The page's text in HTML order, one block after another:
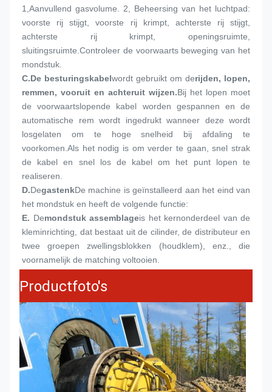
1, Aanvullend gasvolume. 2, Beheersing van het luchtpad:
voorste rij stijgt, voorste rij krimpt, achterste rij stijgt,
achterste rij krimpt, openingsruimte,
sluitingsruimte.Controleer de voorwaarts beweging van het
mondstuk.
C.De besturingskabelwordt gebruikt om derijden, lopen,
remmen, vooruit en achteruit wijzen.Bij het lopen moet
de voorwaartslopende kabel worden gespannen en de
automatische rem wordt ingedrukt wanneer deze wordt
losgelaten om te hoge snelheid bij afdaling te
voorkomen.Als het nodig is om verder te gaan, snel strak
de kabel en snel los de kabel om het punt lopen te
realiseren.
D.DegastenkDe machine is geïnstalleerd aan het eind van
het mondstuk en heeft de volgende functie:
E. Demondstuk assemblageis het kernonderdeel van de
kleminrichting, dat bestaat uit de cilinder, de distributeur en
twee groepen zwellingsblokken (houdklem), enz., die
voornamelijk de matching voltooien.
Productfoto's